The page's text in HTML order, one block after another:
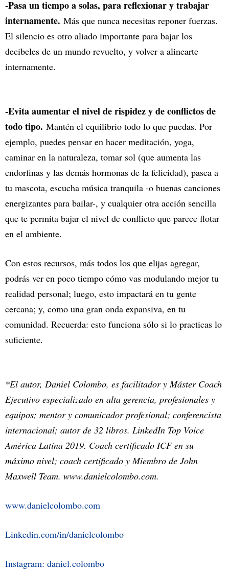
-Pasa un tiempo a solas, para reflexionar y trabajar
internamente. Más que nunca necesitas reponer fuerzas.
El silencio es otro aliado importante para bajar los
decibeles de un mundo revuelto, y volver a alinearte
internamente.
-Evita aumentar el nivel de rispidez y de conflictos de
todo tipo. Mantén el equilibrio todo lo que puedas. Por
ejemplo, puedes pensar en hacer meditación, yoga,
caminar en la naturaleza, tomar sol (que aumenta las
endorfinas y las demás hormonas de la felicidad), pasea a
tu mascota, escucha música tranquila -o buenas canciones
energizantes para bailar-, y cualquier otra acción sencilla
que te permita bajar el nivel de conflicto que parece flotar
en el ambiente.
Con estos recursos, más todos los que elijas agregar,
podrás ver en poco tiempo cómo vas modulando mejor tu
realidad personal; luego, esto impactará en tu gente
cercana; y, como una gran onda expansiva, en tu
comunidad. Recuerda: esto funciona sólo si lo practicas lo
suficiente.
*El autor, Daniel Colombo, es facilitador y Máster Coach
Ejecutivo especializado en alta gerencia, profesionales y
equipos; mentor y comunicador profesional; conferencista
internacional; autor de 32 libros. LinkedIn Top Voice
América Latina 2019. Coach certificado ICF en su
máximo nivel; coach certificado y Miembro de John
Maxwell Team. www.danielcolombo.com.
www.danielcolombo.com
Linkedin.com/in/danielcolombo
Instagram: daniel.colombo